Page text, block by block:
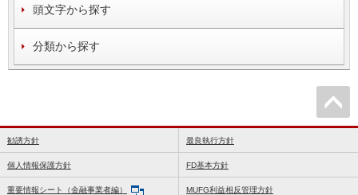
頭文字から探す
分類から探す
勧誘方針 最良執行方針
個人情報保護方針 FD基本方針
重要情報シート（金融事業者編） MUFG利益相反管理方針